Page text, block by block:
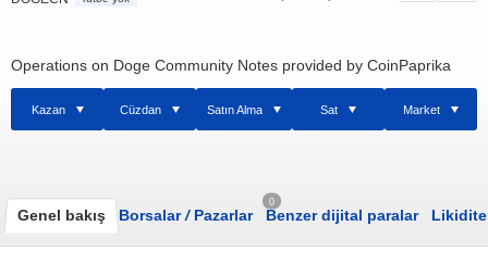
Operations on Doge Community Notes provided by CoinPaprika
Kazan Cüzdan Satın Alma Sat Market
Genel bakış Borsalar/Pazarlar
0
Benzer dijital paralar Likidite